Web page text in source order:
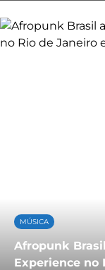
MÚSICA
Afropunk
Experience no